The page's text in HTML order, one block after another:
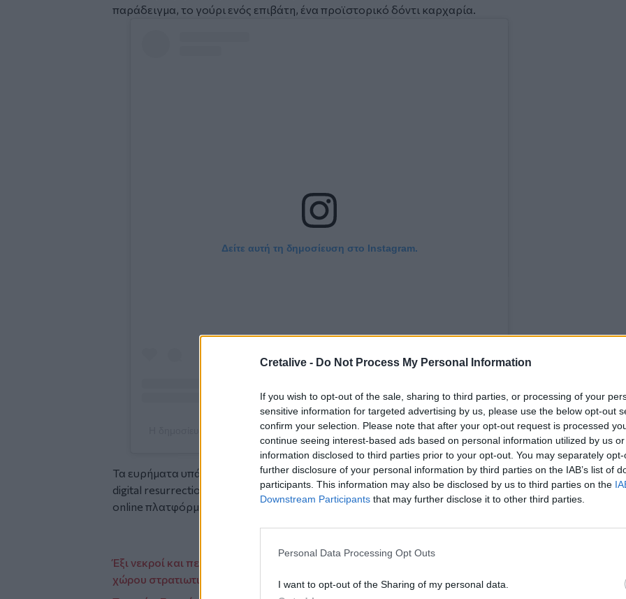
Cretalive - Do Not Process My Personal Information
If you wish to opt-out of the sale, sharing to third parties, or processing of your
sensitive information for targeted advertising by us, please use the below opt-out
confirm your selection. Please note that after your opt-out request is processed
continue seeing interest-based ads based on personal information utilized by us
information disclosed to third parties prior to your opt-out. You may separately
further disclosure of your personal information by third parties on the IAB’s list of
participants. This information may also be disclosed by us to third parties on the
Downstream Participants that may further disclose it to other third parties.
Personal Data Processing Opt Outs
I want to opt-out of the Sharing of my personal data.
παράδειγμα, το γούρι ενός επιβάτη, ένα προϊστορικό δόντι καρχαρία.
Δείτε αυτή τη δημοσίευση στο Instagram.
Η δημοσίευση κοινοποιήθηκε από το χρήστη National Geographic (@natgeo)
Τα ευρήματα υπάρχουν στο ντοκιμαντέρ του National Geographic «Titanic: The
digital resurrection»(Τιτανικός: Η ψηφιακή ανάσταση), το οποιο προβάλλεται σε
online πλατφόρμες.
Έξι νεκροί και περισσότεροι από 10 τραυματίες σε ρωσικό πλήγμα εναντίον
χώρου στρατιωτικής εκπαίδευσης